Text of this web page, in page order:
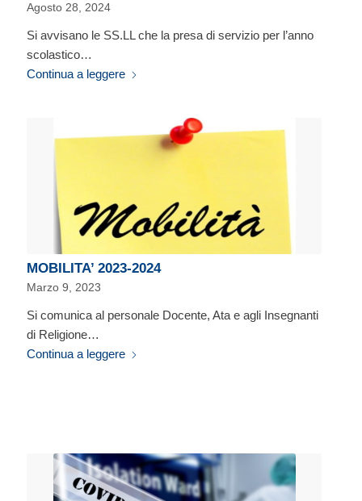
Agosto 28, 2024
Si avvisano le SS.LL che la presa di servizio per l’anno
scolastico…
Continua a leggere
MOBILITA’ 2023-2024
Marzo 9, 2023
Si comunica al personale Docente, Ata e agli Insegnanti
di Religione…
Continua a leggere